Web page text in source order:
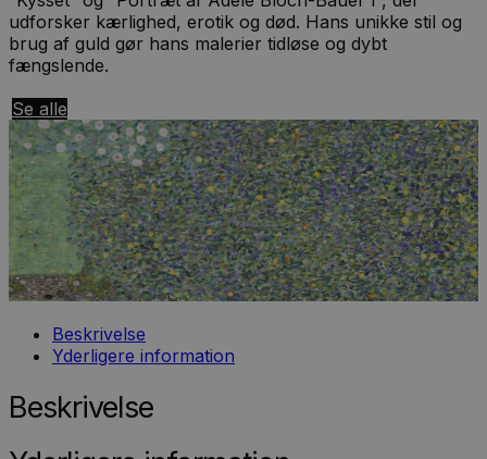
udforsker kærlighed, erotik og død. Hans unikke stil og
brug af guld gør hans malerier tidløse og dybt
fængslende.
Se alle
Beskrivelse
Yderligere information
Beskrivelse